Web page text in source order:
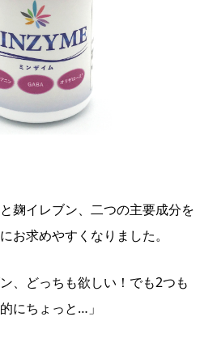
麹イレブン、二つの主要成分を
お求めやすくなりました。
、どっちも欲しい！でも2つも
にちょっと…」